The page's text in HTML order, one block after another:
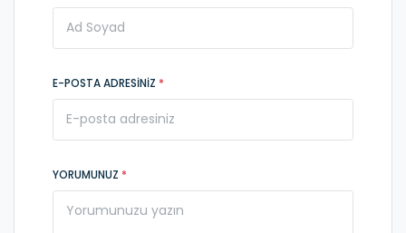
E-POSTA ADRESINIZ *
YORUMUNUZ *